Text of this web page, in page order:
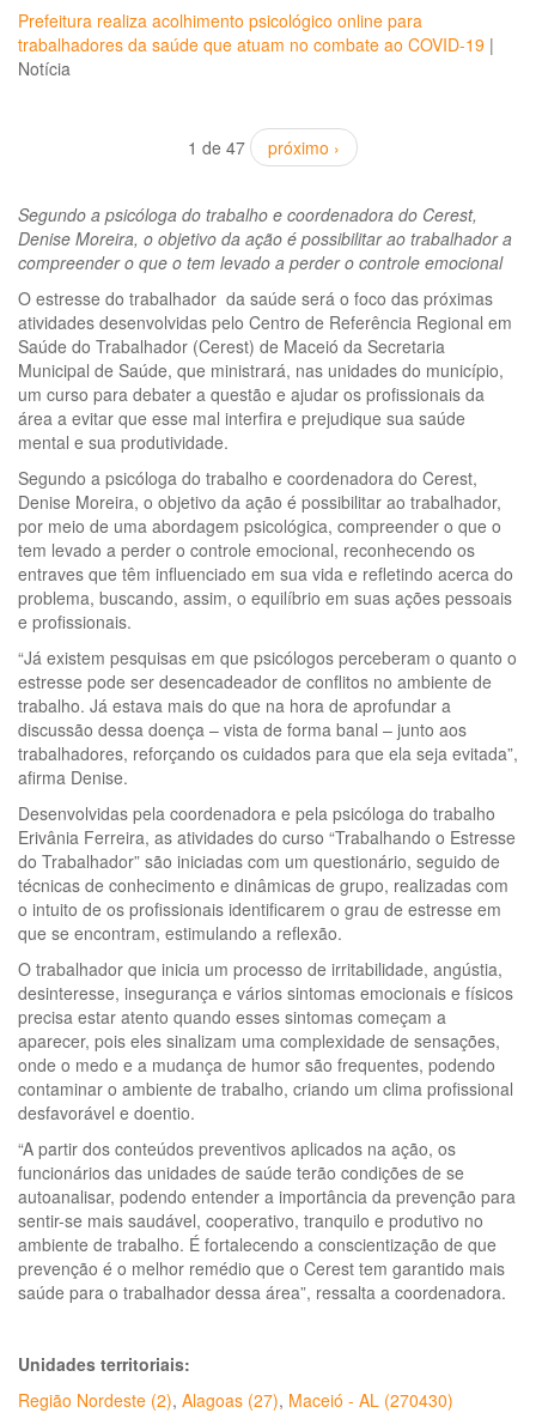
Prefeitura realiza acolhimento psicológico online para
trabalhadores da saúde que atuam no combate ao COVID-19 |
Notícia
1 de 47 próximo ›
Segundo a psicóloga do trabalho e coordenadora do Cerest,
Denise Moreira, o objetivo da ação é possibilitar ao trabalhador a
compreender o que o tem levado a perder o controle emocional
O estresse do trabalhador da saúde será o foco das próximas
atividades desenvolvidas pelo Centro de Referência Regional em
Saúde do Trabalhador (Cerest) de Maceió da Secretaria
Municipal de Saúde, que ministrará, nas unidades do município,
um curso para debater a questão e ajudar os profissionais da
área a evitar que esse mal interfira e prejudique sua saúde
mental e sua produtividade.
Segundo a psicóloga do trabalho e coordenadora do Cerest,
Denise Moreira, o objetivo da ação é possibilitar ao trabalhador,
por meio de uma abordagem psicológica, compreender o que o
tem levado a perder o controle emocional, reconhecendo os
entraves que têm influenciado em sua vida e refletindo acerca do
problema, buscando, assim, o equilíbrio em suas ações pessoais
e profissionais.
“Já existem pesquisas em que psicólogos perceberam o quanto o
estresse pode ser desencadeador de conflitos no ambiente de
trabalho. Já estava mais do que na hora de aprofundar a
discussão dessa doença – vista de forma banal – junto aos
trabalhadores, reforçando os cuidados para que ela seja evitada”,
afirma Denise.
Desenvolvidas pela coordenadora e pela psicóloga do trabalho
Erivânia Ferreira, as atividades do curso “Trabalhando o Estresse
do Trabalhador” são iniciadas com um questionário, seguido de
técnicas de conhecimento e dinâmicas de grupo, realizadas com
o intuito de os profissionais identificarem o grau de estresse em
que se encontram, estimulando a reflexão.
O trabalhador que inicia um processo de irritabilidade, angústia,
desinteresse, insegurança e vários sintomas emocionais e físicos
precisa estar atento quando esses sintomas começam a
aparecer, pois eles sinalizam uma complexidade de sensações,
onde o medo e a mudança de humor são frequentes, podendo
contaminar o ambiente de trabalho, criando um clima profissional
desfavorável e doentio.
“A partir dos conteúdos preventivos aplicados na ação, os
funcionários das unidades de saúde terão condições de se
autoanalisar, podendo entender a importância da prevenção para
sentir-se mais saudável, cooperativo, tranquilo e produtivo no
ambiente de trabalho. É fortalecendo a conscientização de que
prevenção é o melhor remédio que o Cerest tem garantido mais
saúde para o trabalhador dessa área”, ressalta a coordenadora.
Unidades territoriais:
Região Nordeste (2), Alagoas (27), Maceió - AL (270430)